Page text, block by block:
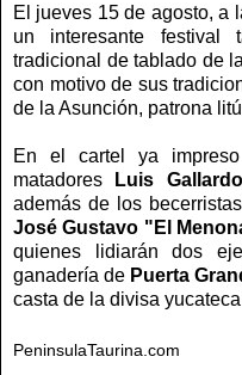
El jueves 15 de agosto, a
un interesante
tradicional de tablado de
con motivo de sus
de la Asunción, patrona
En el cartel ya
matadores Luis
además de los becerristas
José Gustavo "El
quienes lidiarán dos
ganadería de Puerta
casta de la divisa
PeninsulaTaurina.com